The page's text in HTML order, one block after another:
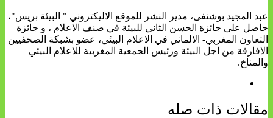
عبد المجيد بوشنفى، مدير النشر للموقع الاليكتروني " البيئة بريس"،
حاصل على جائزة الحسن الثاني للبيئة في صنف الاعلام ، و جائزة
التعاون المغربي- الالماني في الاعلام البيئي، عضو بشبكة الصحفيين
الافارقة من اجل البيئة ورئيس الجمعية المغربية للاعلام البيئي
والمناخ.
مقالات ذات صله